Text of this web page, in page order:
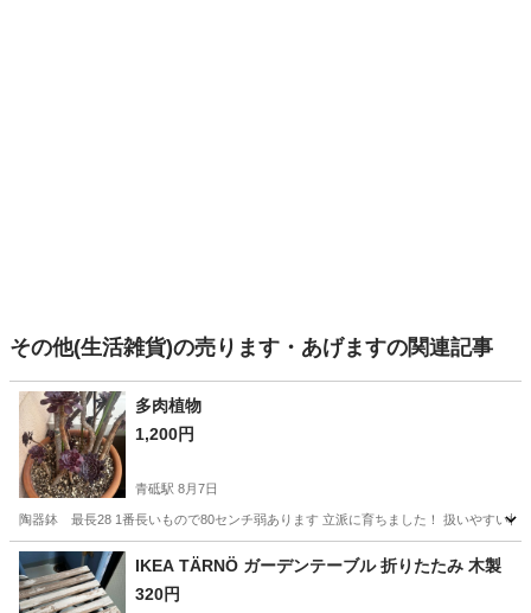
その他(生活雑貨)の売ります・あげますの関連記事
多肉植物
1,200円
青砥駅 8月7日
陶器鉢 最長28 1番長いもので80センチ弱あります 立派に育ちました！ 扱いやすい植
東京 葛飾区 家庭用品
IKEA TÄRNÖ ガーデンテーブル 折りたたみ 木製
320円